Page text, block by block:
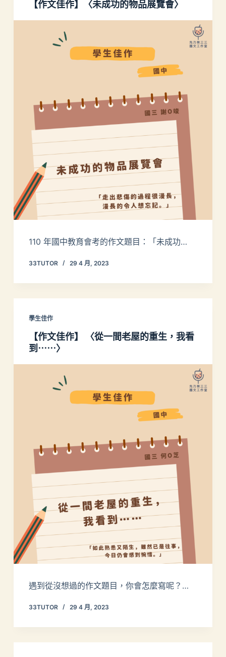
【作文佳作】〈未成功的物品展覽會〉
110 年國中教育會考的作文題目：「未成功…
33TUTOR 29 4 月, 2023
學生佳作
【作文佳作】 〈從一間老屋的重生，我看
到⋯⋯〉
遇到從沒想過的作文題目，你會怎麼寫呢？…
33TUTOR 29 4 月, 2023